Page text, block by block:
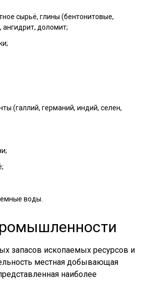
сырьё, глины (бентонитовые,
ангидрит, доломит;
(галлий, германий, индий, селен,
воды.
запасов ископаемых ресурсов и
местная добывающая
наиболее